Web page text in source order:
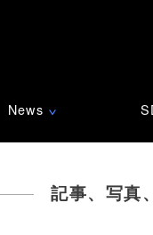
News ∨
記事、写真